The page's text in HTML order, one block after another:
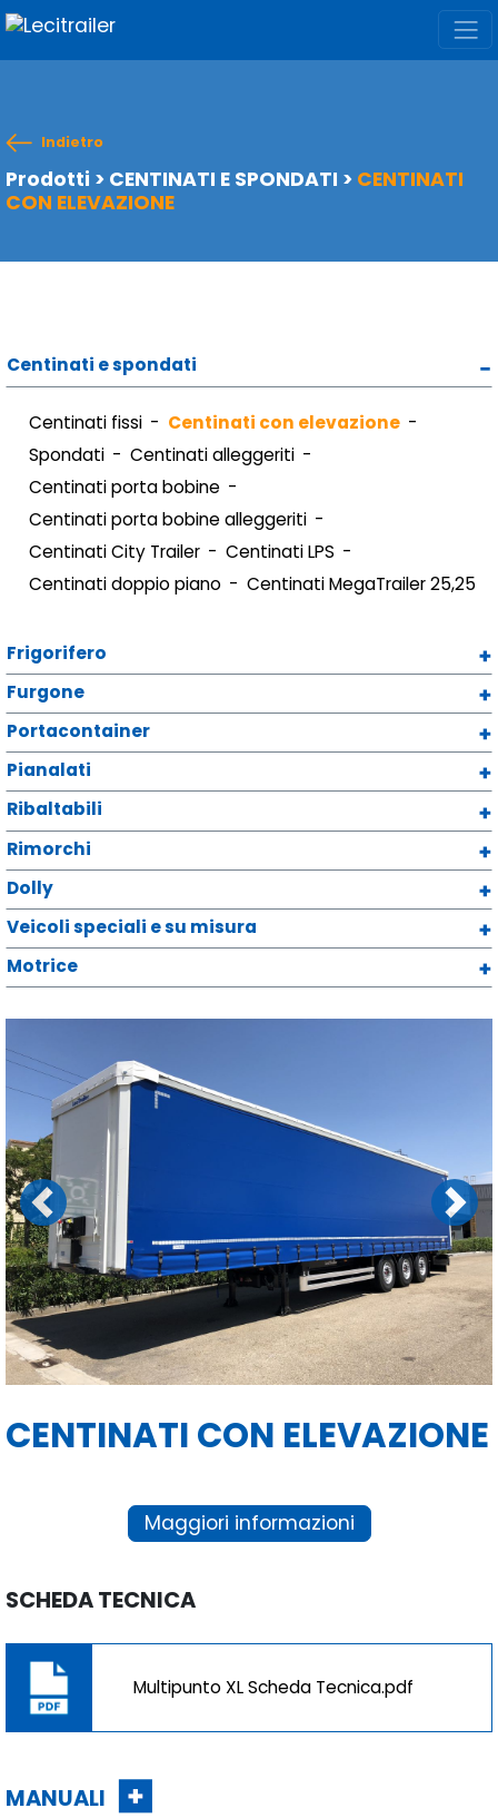
Indietro
Prodotti > CENTINATI E SPONDATI > CENTINATI
CON ELEVAZIONE
Centinati e spondati
Centinati fissi
Centinati con elevazione
Spondati
Centinati alleggeriti
Centinati porta bobine
Centinati porta bobine alleggeriti
Centinati City Trailer
Centinati LPS
Centinati doppio piano
Centinati MegaTrailer 25,25
Frigorifero
Furgone
Portacontainer
Pianalati
Ribaltabili
Rimorchi
Dolly
Veicoli speciali e su misura
Motrice
Previous Next
CENTINATI CON ELEVAZIONE
Maggiori informazioni
SCHEDA TECNICA
Multipunto XL Scheda Tecnica.pdf
MANUALI